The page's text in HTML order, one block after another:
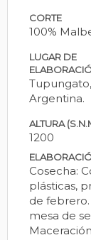
CORTE
100%
LUGAR DE
Argentina.
ALTURA
1200
Cosecha:
plásticas,
de
mesa de